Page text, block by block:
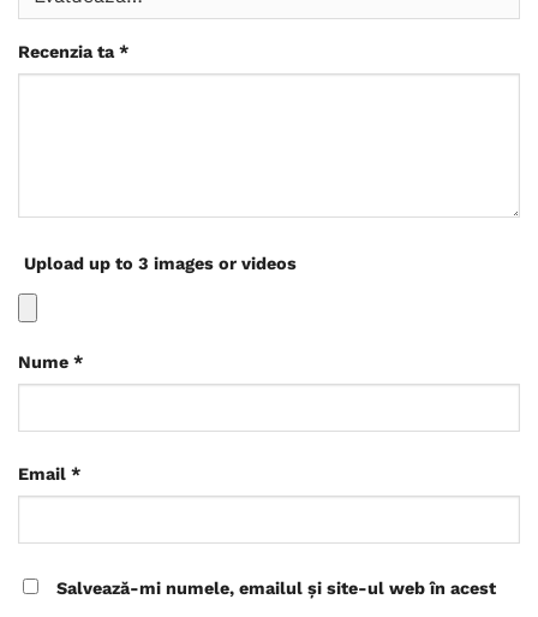
Recenzia ta*
Upload up to 3 images or videos
Nume *
Email *
Salvează-mi numele, emailul și site-ul web în acest